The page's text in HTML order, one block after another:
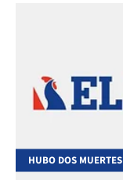
HUBO DOS MUERTES